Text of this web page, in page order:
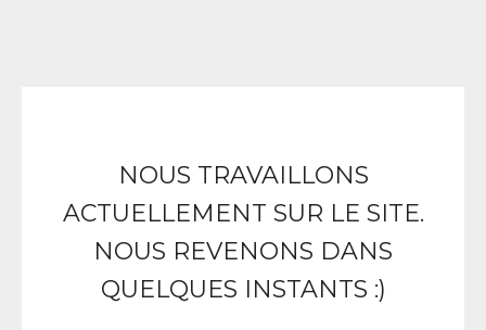
NOUS TRAVAILLONS
ACTUELLEMENT SUR LE SITE.
NOUS REVENONS DANS
QUELQUES INSTANTS :)